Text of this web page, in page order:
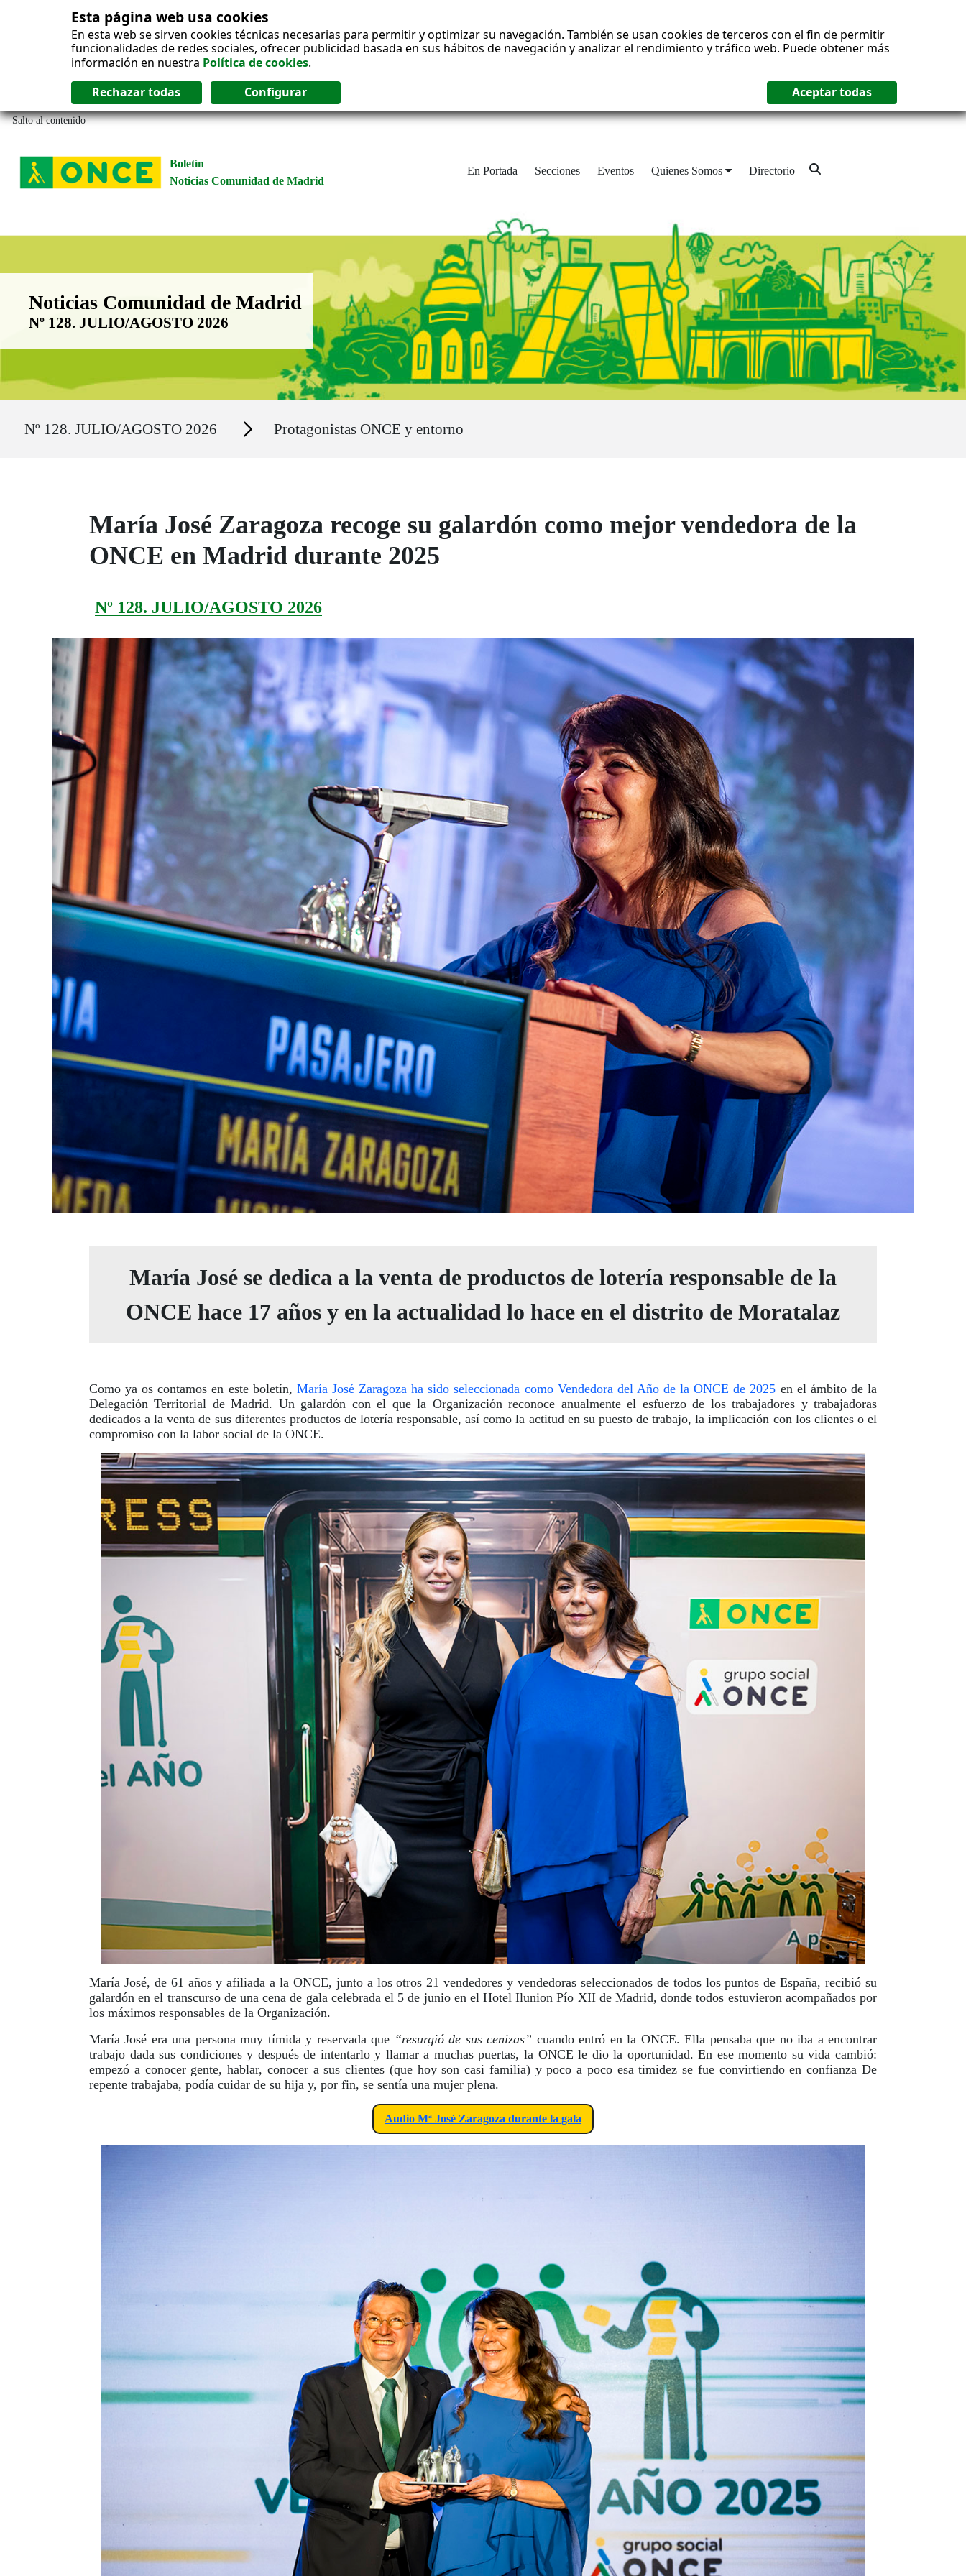
Esta página web usa cookies
En esta web se sirven cookies técnicas necesarias para permitir y optimizar su navegación. También se usan cookies de terceros con el fin de permitir
funcionalidades de redes sociales, ofrecer publicidad basada en sus hábitos de navegación y analizar el rendimiento y tráfico web. Puede obtener más
información en nuestra Política de cookies.
Salto al contenido
Boletín
Noticias Comunidad de Madrid
En Portada Secciones Eventos Quienes Somos Directorio
Boletín Noticias Comunidad de Madrid
Noticias Comunidad de Madrid
Nº 128. JULIO/AGOSTO 2026
Nº 128. JULIO/AGOSTO 2026 Secciones Protagonistas ONCE y entorno
María José Zaragoza recoge su galardón como mejor vendedora de la
ONCE en Madrid durante 2025
Nº 128. JULIO/AGOSTO 2026
María José se dedica a la venta de productos de lotería responsable de la
ONCE hace 17 años y en la actualidad lo hace en el distrito de Moratalaz
Como ya os contamos en este boletín, María José Zaragoza ha sido seleccionada como Vendedora del Año de la ONCE de 2025 en el ámbito de la
Delegación Territorial de Madrid. Un galardón con el que la Organización reconoce anualmente el esfuerzo de los trabajadores y trabajadoras
dedicados a la venta de sus diferentes productos de lotería responsable, así como la actitud en su puesto de trabajo, la implicación con los clientes o el
compromiso con la labor social de la ONCE.
María José, de 61 años y afiliada a la ONCE, junto a los otros 21 vendedores y vendedoras seleccionados de todos los puntos de España, recibió su
galardón en el transcurso de una cena de gala celebrada el 5 de junio en el Hotel Ilunion Pío XII de Madrid, donde todos estuvieron acompañados por
los máximos responsables de la Organización.
María José era una persona muy tímida y reservada que “resurgió de sus cenizas” cuando entró en la ONCE. Ella pensaba que no iba a encontrar
trabajo dada sus condiciones y después de intentarlo y llamar a muchas puertas, la ONCE le dio la oportunidad. En ese momento su vida cambió:
empezó a conocer gente, hablar, conocer a sus clientes (que hoy son casi familia) y poco a poco esa timidez se fue convirtiendo en confianza De
repente trabajaba, podía cuidar de su hija y, por fin, se sentía una mujer plena.
Audio Mª José Zaragoza durante la gala